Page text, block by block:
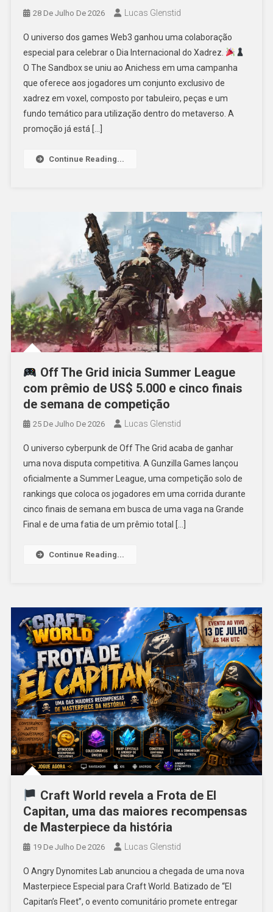
28 De Julho De 2026 Lucas Glenstid
O universo dos games Web3 ganhou uma colaboração
especial para celebrar o Dia Internacional do Xadrez.
O The Sandbox se uniu ao Anichess em uma campanha
que oferece aos jogadores um conjunto exclusivo de
xadrez em voxel, composto por tabuleiro, peças e um
fundo temático para utilização dentro do metaverso. A
promoção já está […]
Continue Reading...
Off The Grid inicia Summer League
com prêmio de US$ 5.000 e cinco finais
de semana de competição
25 De Julho De 2026 Lucas Glenstid
O universo cyberpunk de Off The Grid acaba de ganhar
uma nova disputa competitiva. A Gunzilla Games lançou
oficialmente a Summer League, uma competição solo de
rankings que coloca os jogadores em uma corrida durante
cinco finais de semana em busca de uma vaga na Grande
Final e de uma fatia de um prêmio total […]
Continue Reading...
Craft World revela a Frota de El
Capitan, uma das maiores recompensas
de Masterpiece da história
19 De Julho De 2026 Lucas Glenstid
O Angry Dynomites Lab anunciou a chegada de uma nova
Masterpiece Especial para Craft World. Batizado de “El
Capitan’s Fleet”, o evento comunitário promete entregar